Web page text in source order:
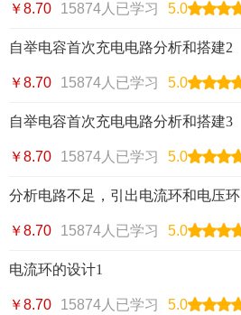
￥8.70 15874人已学习 5.0
自举电容首次充电电路分析和搭建2
￥8.70 15874人已学习 5.0
自举电容首次充电电路分析和搭建3
￥8.70 15874人已学习 5.0
分析电路不足，引出电流环和电压环
￥8.70 15874人已学习 5.0
电流环的设计1
￥8.70 15874人已学习 5.0